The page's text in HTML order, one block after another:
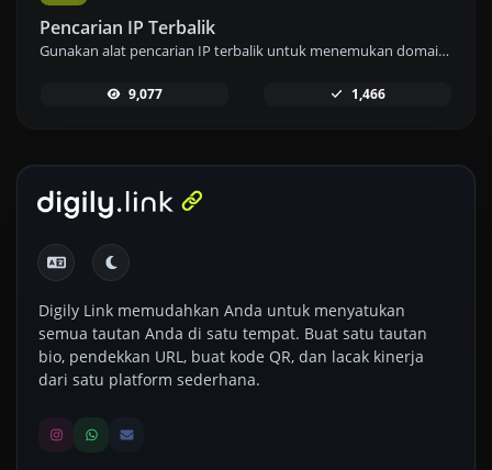
Pencarian IP Terbalik
Gunakan alat pencarian IP terbalik untuk menemukan domain atau host yang terkait dengan alamat IP dengan cepat dan mudah.
9,077 1,466
Digily Link memudahkan Anda untuk menyatukan
semua tautan Anda di satu tempat. Buat satu tautan
bio, pendekkan URL, buat kode QR, dan lacak kinerja
dari satu platform sederhana.